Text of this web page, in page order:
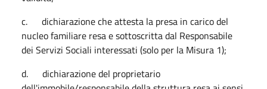
c. dichiarazione che attesta la presa in carico del
nucleo familiare resa e sottoscritta dal Responsabile
dei Servizi Sociali interessati (solo per la Misura 1);
d. dichiarazione del proprietario